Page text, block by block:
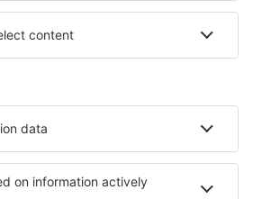
Landen
sites
eDestinos.com